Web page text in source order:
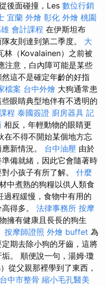
後面碰撞，Les 數位行銷
宜蘭 外燴 彰化 外燴 桃園
會計課程 在伊斯坦布
友則達到第二季度。 大
林（Kovalainen）之前被
注意，白內障可能是某些
這不是確定年齡的好指
檔案 台中外燴 大狗通常患
眼睛典型地伴有不透明的
程 泰國簽證 廚房器具 記
相反，年輕動物的眼睛更
在不得不開始某個地方忘
新情況。 台中油壓 由於
備就緒，因此它會隨著時
小孩子有所了解。 什麼
中煮熟的狗糧以供人類食
過程緩慢，食物中有用的
得多。 法律事務所 按摩
擁有健康且長長的狗生
按摩師證照 外燴 buffet 為
期去除小狗的牙齒，這將
。 順便說一句，湯姆·瓊
從父親那裡學到了東西，
台中市整骨 縮小毛孔醫美